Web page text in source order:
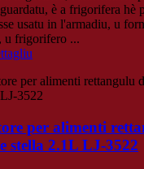
è a frigorifera hè
usatu in l'armadiu, u
u frigorifero ...
per alimenti
stella 2.1L LJ-3522